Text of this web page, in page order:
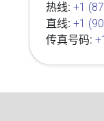
热线: +1
直线: +1
传真号码: